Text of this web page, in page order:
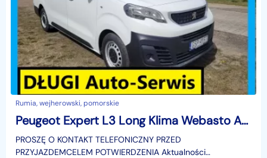
Rumia, wejherowski, pomorskie
Peugeot Expert L3 Long Klima Webasto Auto-Serwis Hak 2.5T
PROSZĘ O KONTAKT TELEFONICZNY PRZED
PRZYJAZDEMCELEM POTWIERDZENIA Aktualności